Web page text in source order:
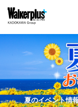
夏のイベント情